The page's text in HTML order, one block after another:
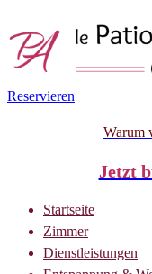
Reservieren
Warum
Jetzt
Startseite
Zimmer
Dienstleistungen